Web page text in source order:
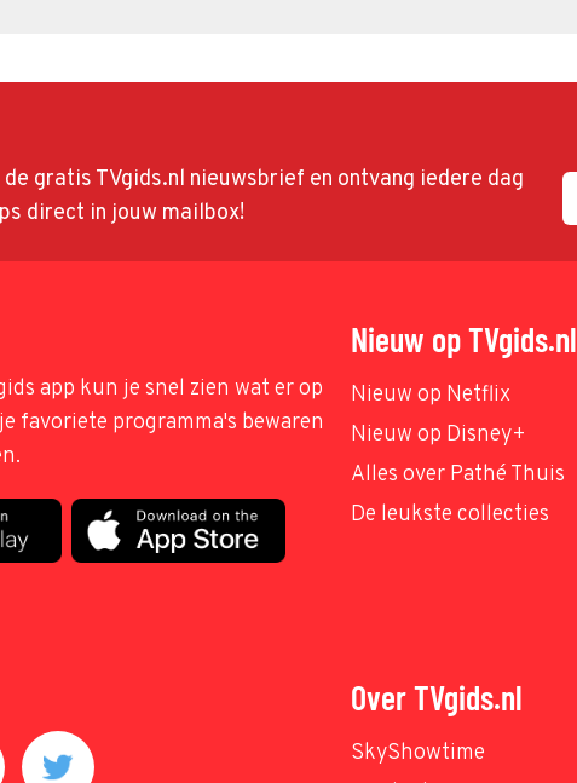
gratis TVgids.nl nieuwsbrief en ontvang iedere dag
direct in jouw mailbox!
app kun je snel zien wat er op
favoriete programma's bewaren
Nieuw op TVgids.nl
Nieuw op Netflix
Nieuw op Disney+
Alles over Pathé Thuis
De leukste collecties
Over TVgids.nl
SkyShowtime